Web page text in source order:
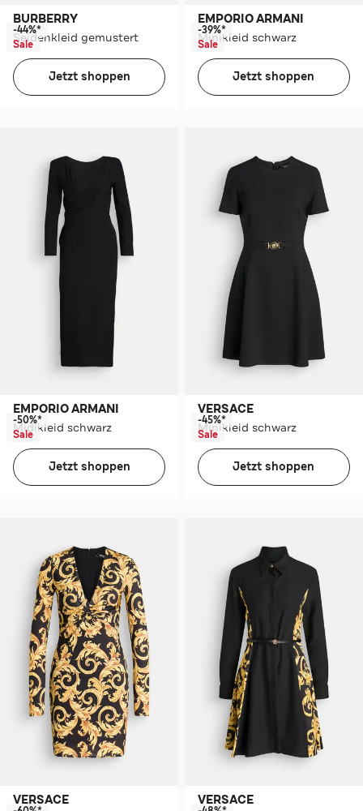
BURBERRY
Seidenkleid gemustert
-44%*
Sale
Jetzt shoppen
EMPORIO ARMANI
Minikleid schwarz
-39%*
Sale
Jetzt shoppen
EMPORIO ARMANI
Midikleid schwarz
-50%*
Sale
Jetzt shoppen
VERSACE
Minikleid schwarz
-45%*
Sale
Jetzt shoppen
VERSACE VERSACE